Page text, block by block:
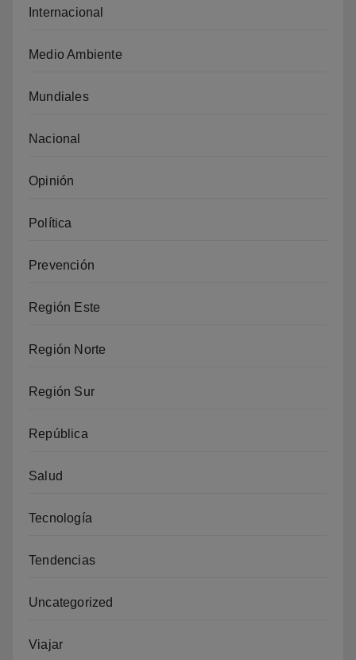
Internacional
Medio Ambiente
Mundiales
Nacional
Opinión
Política
Prevención
Región Este
Región Norte
Región Sur
República
Salud
Tecnología
Tendencias
Uncategorized
Viajar